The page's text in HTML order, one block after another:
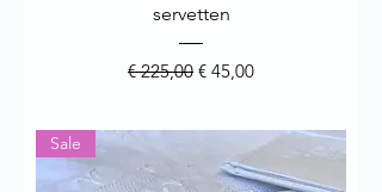
servetten
Normale prijs
€ 225,00 Verkoopprijs
€ 45,00
Sale